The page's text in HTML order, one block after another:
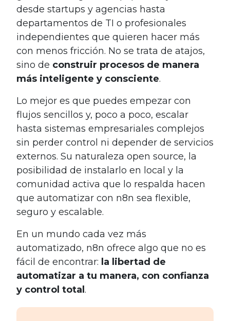
desde startups y agencias hasta
departamentos de TI o profesionales
independientes que quieren hacer más
con menos fricción. No se trata de atajos,
sino de construir procesos de manera
más inteligente y consciente.
Lo mejor es que puedes empezar con
flujos sencillos y, poco a poco, escalar
hasta sistemas empresariales complejos
sin perder control ni depender de servicios
externos. Su naturaleza open source, la
posibilidad de instalarlo en local y la
comunidad activa que lo respalda hacen
que automatizar con n8n sea flexible,
seguro y escalable.
En un mundo cada vez más
automatizado, n8n ofrece algo que no es
fácil de encontrar: la libertad de
automatizar a tu manera, con confianza
y control total .